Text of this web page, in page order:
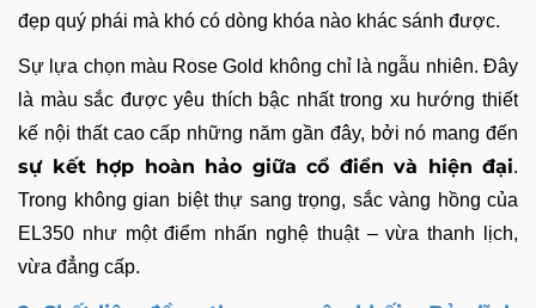
đẹp quý phái mà khó có dòng khóa nào khác sánh được.
Sự lựa chọn màu Rose Gold không chỉ là ngẫu nhiên. Đây
là màu sắc được yêu thích bậc nhất trong xu hướng thiết
kế nội thất cao cấp những năm gần đây, bởi nó mang đến
sự kết hợp hoàn hảo giữa cổ điển và hiện đại.
Trong không gian biệt thự sang trọng, sắc vàng hồng của
EL350 như một điểm nhấn nghệ thuật – vừa thanh lịch,
vừa đẳng cấp.